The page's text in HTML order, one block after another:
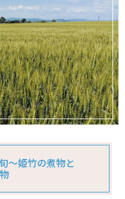
〜姫竹の煮物と